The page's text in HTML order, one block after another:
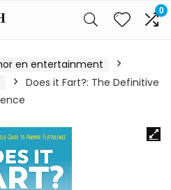
0
en entertainment
Does it Fart?: The Definitive